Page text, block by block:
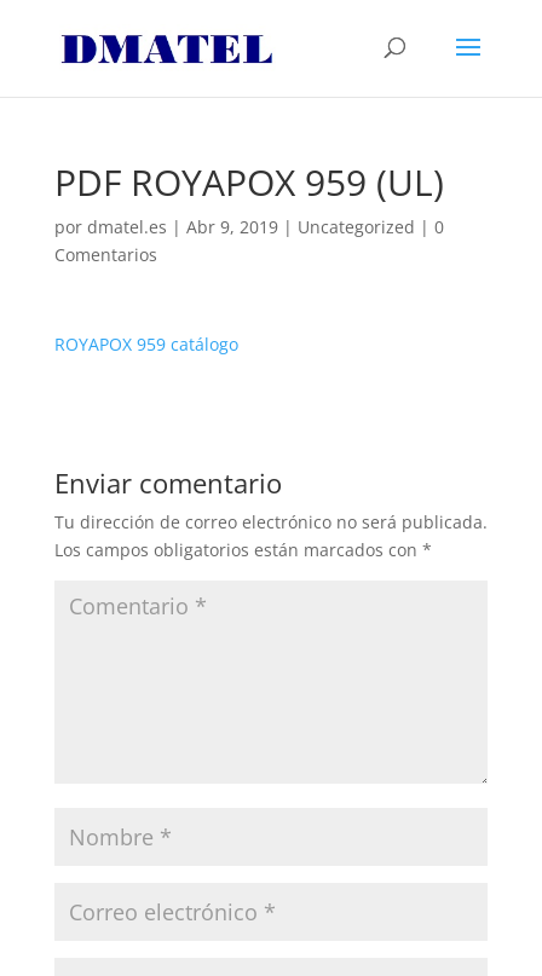
PDF ROYAPOX 959 (UL)
por dmatel.es | Abr 9, 2019| Uncategorized | 0
Comentarios
ROYAPOX 959 catálogo
Enviar comentario
Tu dirección de correo electrónico no será publicada.
Los campos obligatorios están marcados con *